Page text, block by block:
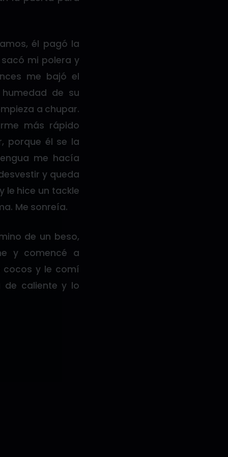
él pagó la
mi polera y
me bajó el
de su
a chupar.
más rápido
porque él se la
me hacía
y queda
le hice un tackle
Me sonreía.
de un beso,
y comencé a
cocos y le comí
de caliente y lo